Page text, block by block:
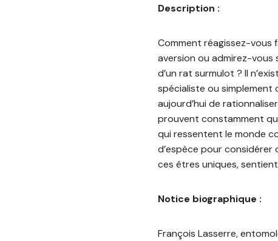
Description :
Comment réagissez-vous
aversion ou admirez-vous
d’un rat surmulot ? Il
spécialiste ou
aujourd’hui de
prouvent constamment
qui ressentent le monde
d’espèce pour considérer
ces êtres uniques,
Notice biographique :
François Lasserre,